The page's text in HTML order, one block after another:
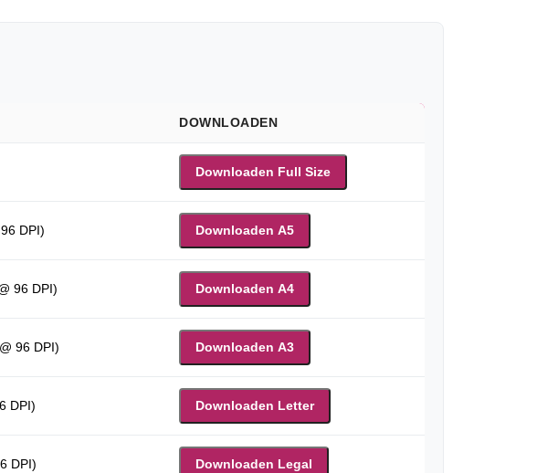
DOWNLOADEN
Downloaden Full Size
DPI) Downloaden A5
96 DPI) Downloaden A4
96 DPI) Downloaden A3
DPI) Downloaden Letter
DPI) Downloaden Legal